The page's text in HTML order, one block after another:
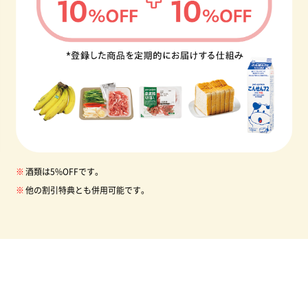
酒類は5%OFFです。
他の割引特典とも併用可能です。